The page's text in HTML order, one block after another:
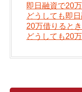
即日融資で20
どうしても即
20万借りると
どうしても20